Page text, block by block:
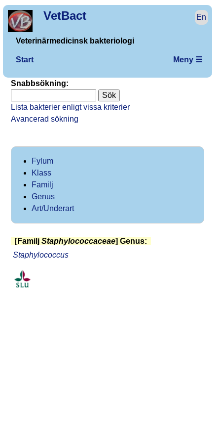
VetBact En
Veterinärmedicinsk bakteriologi
Start Meny ☰
Snabbsökning:
Lista bakterier enligt vissa kriterier
Avancerad sökning
Fylum
Klass
Familj
Genus
Art/Underart
[Familj Staphylococcaceae] Genus:
Staphylococcus